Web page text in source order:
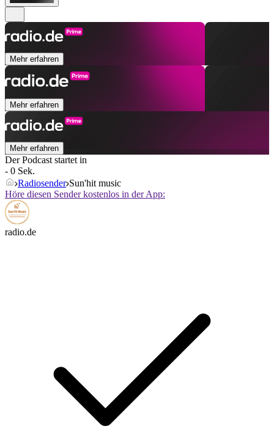
Mehr erfahren
Mehr erfahren
Mehr erfahren
Der Podcast startet in
- 0 Sek.
Radiosender Sun'hit music
Höre diesen Sender kostenlos in der App:
radio.de